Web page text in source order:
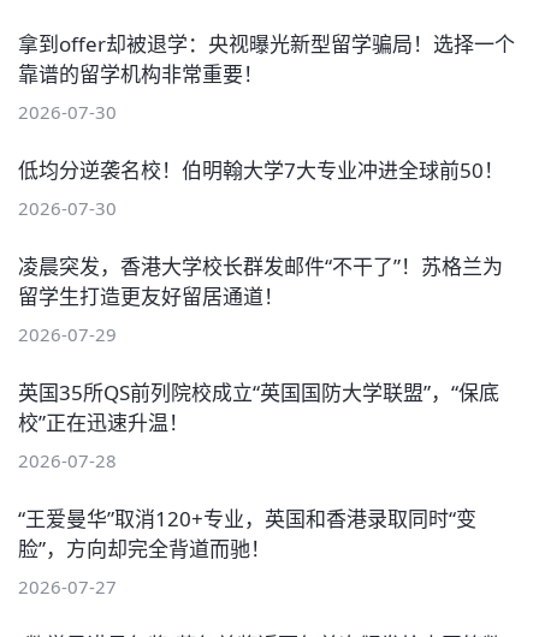
拿到offer却被退学：央视曝光新型留学骗局！选择一个
靠谱的留学机构非常重要！
2026-07-30
低均分逆袭名校！伯明翰大学7大专业冲进全球前50！
2026-07-30
凌晨突发，香港大学校长群发邮件“不干了”！苏格兰为
留学生打造更友好留居通道！
2026-07-29
英国35所QS前列院校成立“英国国防大学联盟”，“保底
校”正在迅速升温！
2026-07-28
“王爱曼华”取消120+专业，英国和香港录取同时“变
脸”，方向却完全背道而驰！
2026-07-27